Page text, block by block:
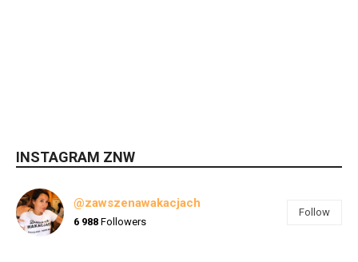
INSTAGRAM ZNW
@zawszenawakacjach
6 988 Followers
Follow